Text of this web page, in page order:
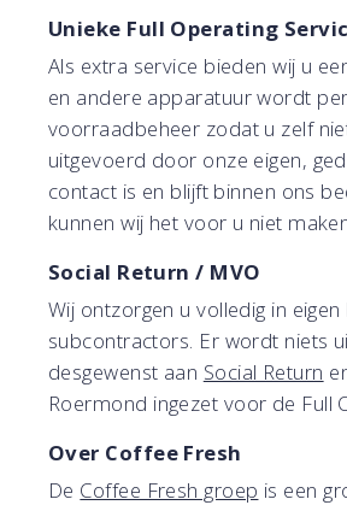
Unieke Full Operating
Als extra service bieden wij u
en andere apparatuur wordt
voorraadbeheer zodat u zelf
uitgevoerd door onze eigen,
contact is en blijft binnen ons
kunnen wij het voor u niet
Social Return / MVO
Wij ontzorgen u volledig in
subcontractors. Er wordt niets
desgewenst aan Social Return
Roermond ingezet voor de Full
Over Coffee Fresh
De Coffee Fresh groep is een